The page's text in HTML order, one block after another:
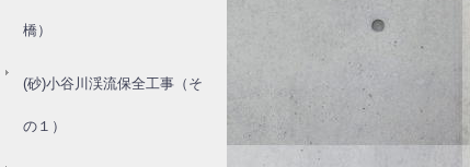
橋）
(砂)小谷川渓流保全工事（そ
の１）